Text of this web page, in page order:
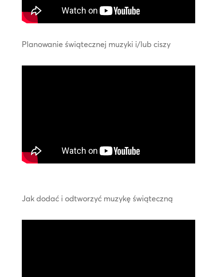
Planowanie świątecznej muzyki i/lub ciszy
Jak dodać i odtworzyć muzykę świąteczną